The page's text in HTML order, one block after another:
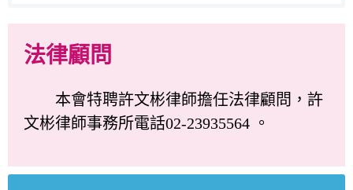
法律顧問
本會特聘許文彬律師擔任法律顧問，許
文彬律師事務所電話02-23935564 。